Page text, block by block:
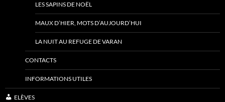
LES SAPINS DE NOËL
MAUX D’HIER, MOTS D’AUJOURD’HUI
LA NUIT AU REFUGE DE VARAN
CONTACTS
INFORMATIONS UTILES
ELÈVES